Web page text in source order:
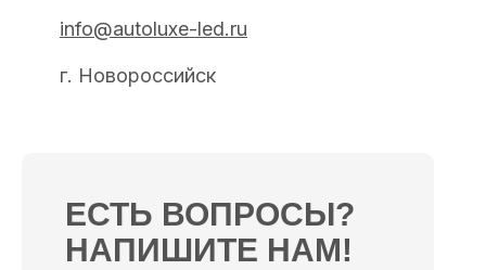
ЕСТЬ ВОПРОСЫ?
НАПИШИТЕ НАМ!
info@autoluxe-led.ru
г. Новороссийск